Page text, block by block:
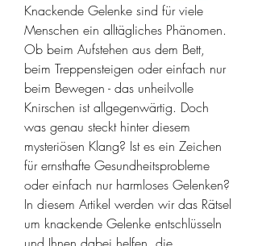
Knackende Gelenke sind für viele
Menschen ein alltägliches Phänomen.
Ob beim Aufstehen aus dem Bett,
beim Treppensteigen oder einfach nur
beim Bewegen - das unheilvolle
Knirschen ist allgegenwärtig. Doch
was genau steckt hinter diesem
mysteriösen Klang? Ist es ein Zeichen
für ernsthafte Gesundheitsprobleme
oder einfach nur harmloses Gelenken?
In diesem Artikel werden wir das Rätsel
um knackende Gelenke entschlüsseln